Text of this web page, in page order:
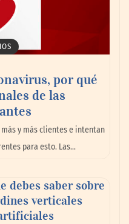
por qué
de las
y más clientes e intentan
para esto. Las…
debes saber sobre
verticales